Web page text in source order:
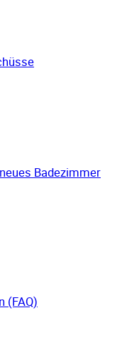
Badezimmer
(FAQ)